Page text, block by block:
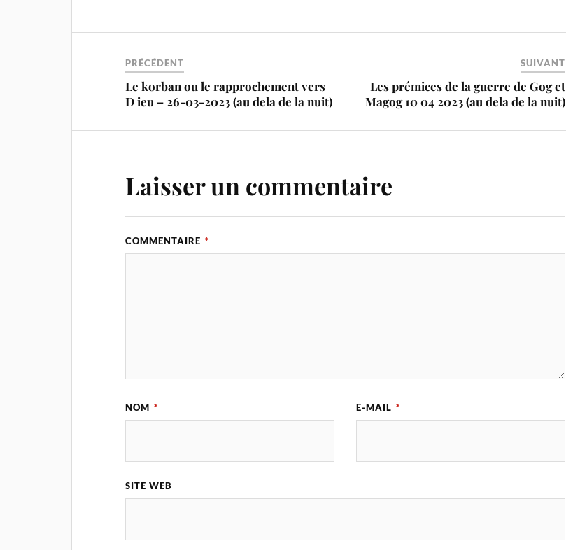
PRÉCÉDENT
Le korban ou le rapprochement vers
D ieu – 26-03-2023 (au dela de la nuit)
SUIVANT
Les prémices de la guerre de Gog et
Magog 10 04 2023 (au dela de la nuit)
Laisser un commentaire
COMMENTAIRE *
NOM * E-MAIL *
SITE WEB